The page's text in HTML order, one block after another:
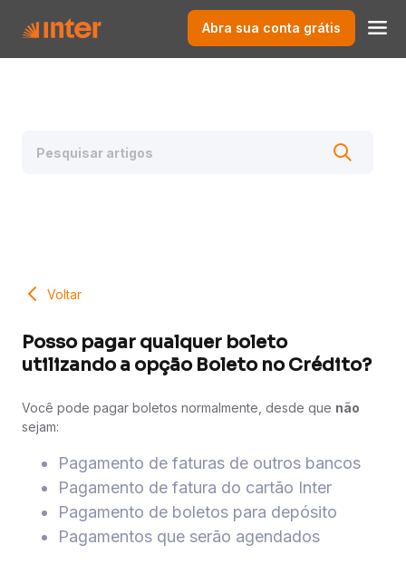
Abra sua conta grátis
Voltar
Posso pagar qualquer boleto
utilizando a opção Boleto no Crédito?
Você pode pagar boletos normalmente, desde que não
sejam:
Pagamento de faturas de outros bancos
Pagamento de fatura do cartão Inter
Pagamento de boletos para depósito
Pagamentos que serão agendados